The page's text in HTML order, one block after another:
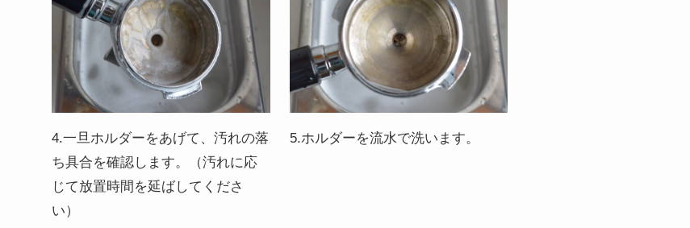
4.一旦ホルダーをあげて、汚れの落
ち具合を確認します。（汚れに応
じて放置時間を延ばしてくださ
い）
5.ホルダーを流水で洗います。